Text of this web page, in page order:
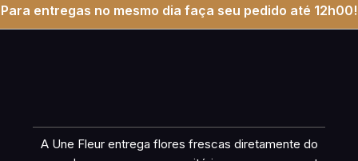
Para entregas no mesmo dia faça seu pedido até 12h00!
A Une Fleur entrega flores frescas diretamente do